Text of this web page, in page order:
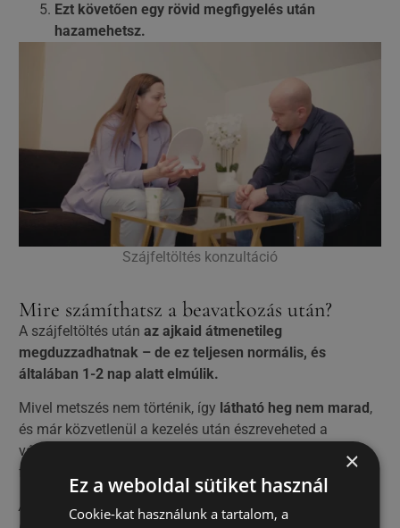
Ezt követően egy rövid megfigyelés után
hazamehetsz.
Szájfeltöltés konzultáció
Mire számíthatsz a beavatkozás után?
A szájfeltöltés után az ajkaid átmenetileg
megduzzadhatnak – de ez teljesen normális, és
általában 1-2 nap alatt elmúlik.
Mivel metszés nem történik, így látható heg nem marad,
és már közvetlenül a kezelés után észreveheted a
változást: ajkaid azonnal teltebbé válnak, a végleges
forma pedig a duzzanat leapadásával alakul ki.
A felszívódó anyag hatása általában 6–12 hónapig tart,
×
Ez a weboldal sütiket használ
Cookie-kat használunk a tartalom, a